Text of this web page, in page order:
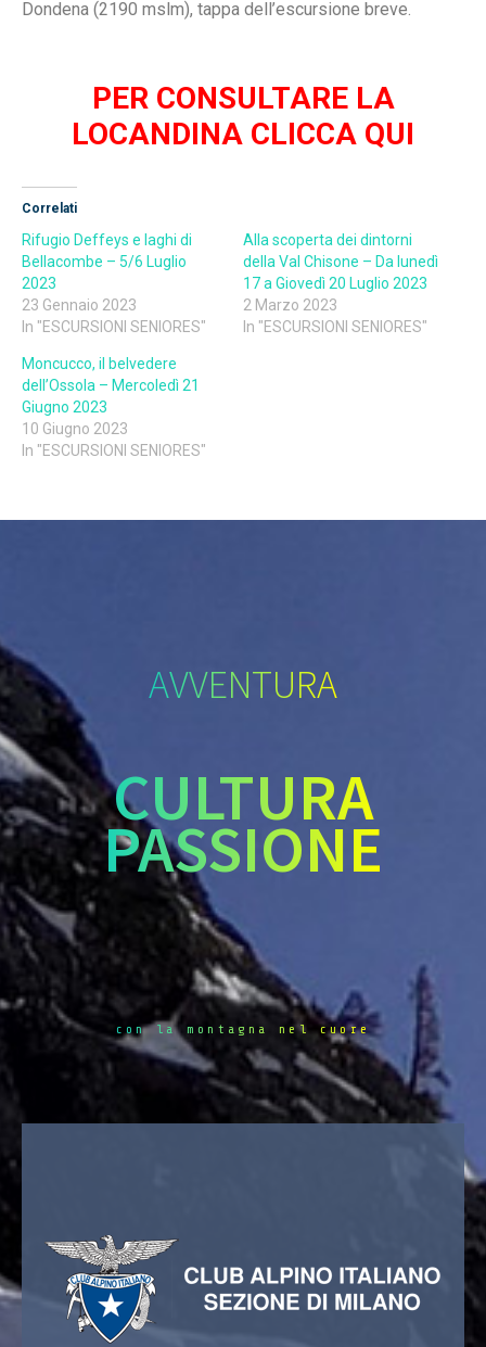
Dondena (2190 mslm), tappa dell’escursione breve.
PER CONSULTARE LA
LOCANDINA CLICCA QUI
Correlati
Rifugio Deffeys e laghi di
Bellacombe – 5/6 Luglio
2023
23 Gennaio 2023
In "ESCURSIONI SENIORES"
Alla scoperta dei dintorni
della Val Chisone – Da lunedì
17 a Giovedì 20 Luglio 2023
2 Marzo 2023
In "ESCURSIONI SENIORES"
Moncucco, il belvedere
dell’Ossola – Mercoledì 21
Giugno 2023
10 Giugno 2023
In "ESCURSIONI SENIORES"
AVVENTURA
CULTURA
PASSIONE
con la montagna nel cuore